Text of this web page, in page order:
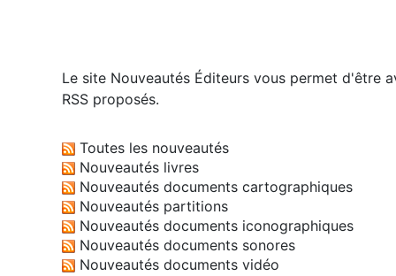
Le site Nouveautés Éditeurs vous permet d'être
RSS proposés.
Toutes les nouveautés
Nouveautés livres
Nouveautés documents cartographiques
Nouveautés partitions
Nouveautés documents iconographiques
Nouveautés documents sonores
Nouveautés documents vidéo